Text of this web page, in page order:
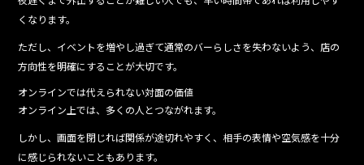
くなります。
ただし、イベントを増やし過ぎて通常のバーらしさを失わないよう、店の
方向性を明確にすることが大切です。
オンラインでは代えられない対面の価値
オンライン上では、多くの人とつながれます。
しかし、画面を閉じれば関係が途切れやすく、相手の表情や空気感を十分
に感じられないこともあります。